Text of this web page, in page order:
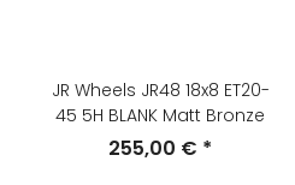
JR Wheels JR48 18x8 ET20-
45 5H BLANK Matt Bronze
255,00 € *